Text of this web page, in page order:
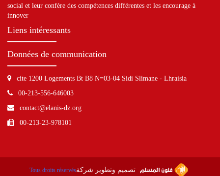
social et leur confère des compétences différentes et les encourage à
innover
Liens intéressants
Données de communication
cite 1200 Logements Bt B8 N=03-04 Sidi Slimane - Lhraisia
00-213-556-646003
contact@elanis-dz.org
00-213-23-978101
Tous droits réservés